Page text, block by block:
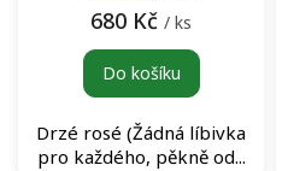
680 Kč / ks
Do košíku
Drzé rosé (Žádná líbivka
pro každého, pěkně od...